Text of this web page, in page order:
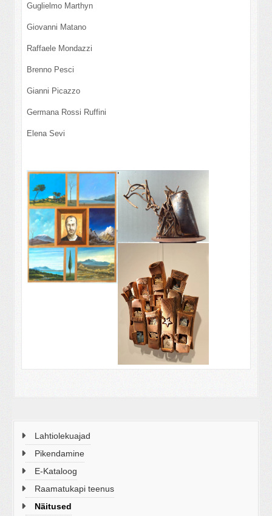
Lahtiolekuajad
Pikendamine
E-Kataloog
Raamatukapi teenus
Näitused
Guglielmo Marthyn
Giovanni Matano
Raffaele Mondazzi
Brenno Pesci
Gianni Picazzo
Germana Rossi Ruffini
Elena Sevi